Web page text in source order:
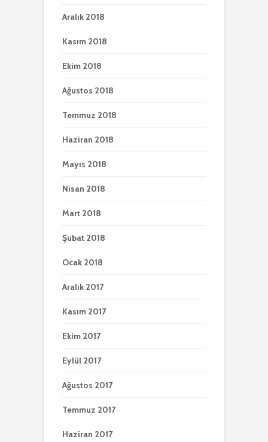
Aralık 2018
Kasım 2018
Ekim 2018
Ağustos 2018
Temmuz 2018
Haziran 2018
Mayıs 2018
Nisan 2018
Mart 2018
Şubat 2018
Ocak 2018
Aralık 2017
Kasım 2017
Ekim 2017
Eylül 2017
Ağustos 2017
Temmuz 2017
Haziran 2017